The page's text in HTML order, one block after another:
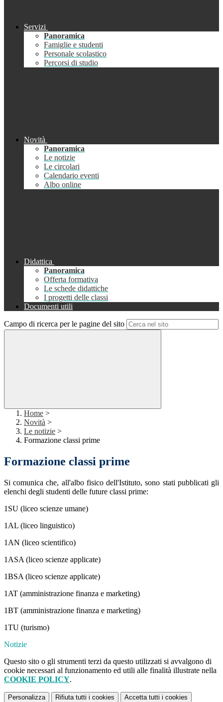
Servizi
Panoramica
Famiglie e studenti
Personale scolastico
Percorsi di studio
Novità
Panoramica
Le notizie
Le circolari
Calendario eventi
Albo online
Didattica
Panoramica
Offerta formativa
Le schede didattiche
I progetti delle classi
Documenti utili
Campo di ricerca per le pagine del sito
Home >
Novità >
Le notizie >
Formazione classi prime
Formazione classi prime
Si comunica che, all'albo fisico dell'Istituto, sono stati pubblicati gli
elenchi degli studenti delle future classi prime:
1SU (liceo scienze umane)
1AL (liceo linguistico)
1AN (liceo scientifico)
1ASA (liceo scienze applicate)
1BSA (liceo scienze applicate)
1AT (amministrazione finanza e marketing)
1BT (amministrazione finanza e marketing)
1TU (turismo)
Notizie
Questo sito o gli strumenti terzi da questo utilizzati si avvalgono di
cookie necessari al funzionamento ed utili alle finalità illustrate nella
COOKIE POLICY.
Personalizza Rifiuta tutti i cookies Accetta tutti i cookies